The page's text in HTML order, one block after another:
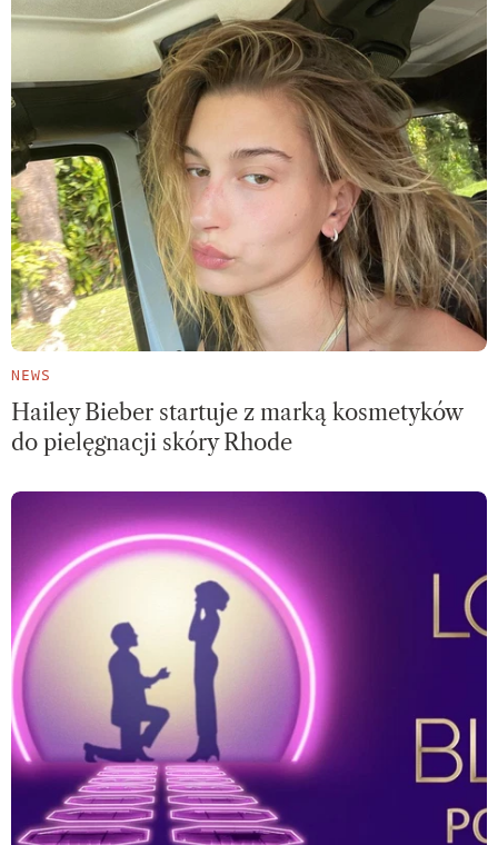
NEWS
Hailey Bieber startuje z marką kosmetyków
do pielęgnacji skóry Rhode